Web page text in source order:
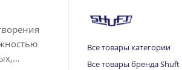
Все товары категории
Все товары бренда Shuft